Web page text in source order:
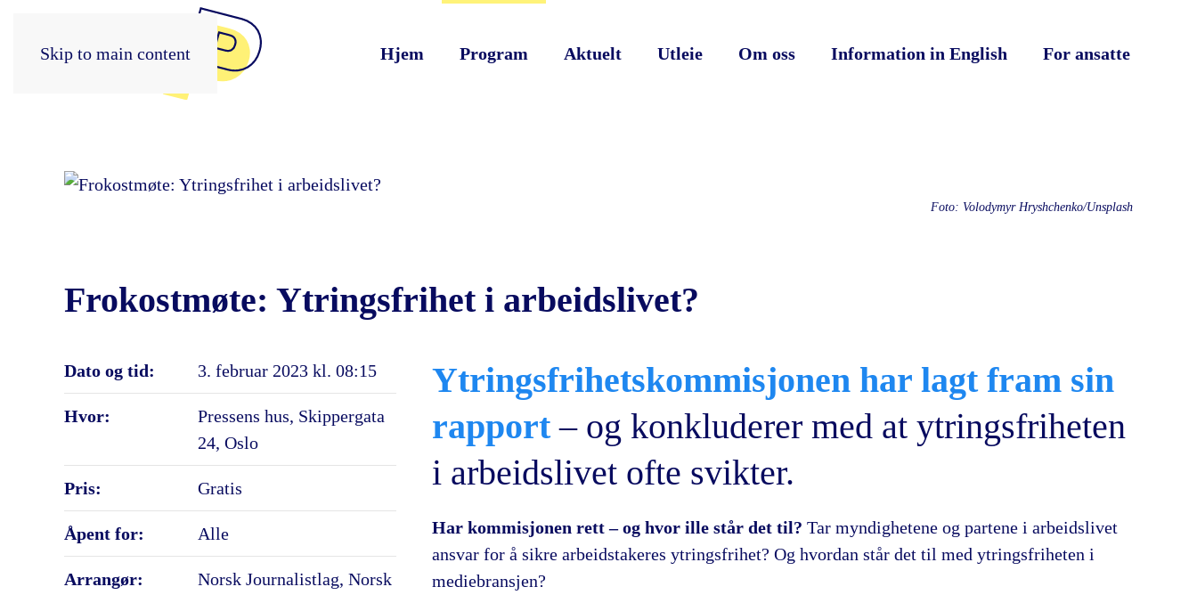
Skip to main content Hjem Program Aktuelt Utleie Om oss Information in English For ansatte
Foto: Volodymyr Hryshchenko/Unsplash
Frokostmøte: Ytringsfrihet i arbeidslivet?
Dato og tid: 3. februar 2023 kl. 08:15
Hvor:
Pressens hus, Skippergata
24, Oslo
Pris: Gratis
Åpent for: Alle
Arrangør:
Norsk Journalistlag, Norsk
Ytringsfrihetskommisjonen har lagt fram sin
rapport– og konkluderer med at ytringsfriheten
i arbeidslivet ofte svikter.
Har kommisjonen rett – og hvor ille står det til?Tar myndighetene og partene i arbeidslivet
ansvar for å sikre arbeidstakeres ytringsfrihet? Og hvordan står det til med ytringsfriheten i
mediebransjen?